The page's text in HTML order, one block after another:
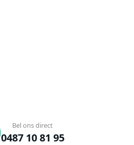
Bel ons direct
0487 10 81 95